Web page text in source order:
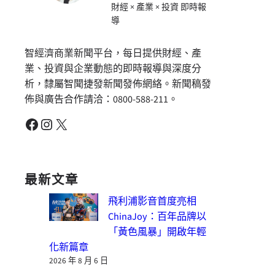
財經 × 產業 × 投資 即時報
導
智經濟商業新聞平台，每日提供財經、產
業、投資與企業動態的即時報導與深度分
析，隸屬智聞捷發新聞發佈網絡。新聞稿發
佈與廣告合作請洽：0800-588-211。
Facebook Instagram X
最新文章
飛利浦影音首度亮相
ChinaJoy：百年品牌以
「黃色風暴」開啟年輕
化新篇章
2026 年 8 月 6 日